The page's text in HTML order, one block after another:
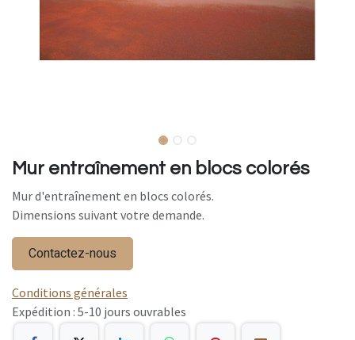
Mur entraînement en blocs colorés
Mur d'entraînement en blocs colorés.
Dimensions suivant votre demande.
Contactez-nous
Conditions générales
Expédition : 5-10 jours ouvrables